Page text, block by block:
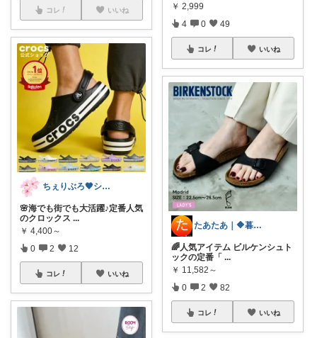
コレ いいね
ちぇりぶろ🖤シンプルモダン🤍
🌸海でも街でも大活躍♪定番人気
のクロックス ...
￥ 4,400～
0 2 12
コレ いいね
￥ 2,999
4 0 49
コレ いいね
たあたあ｜🔶暮らしのおすすめ🔶
🌈人気アイテム ビルケンシュト
ックの定番「 ...
￥ 11,582～
0 2 82
コレ いいね